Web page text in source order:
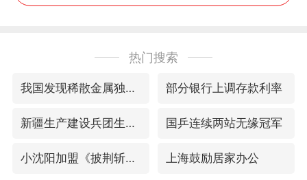
热门搜索
我国发现稀散金属独立新矿物——乌斯河锗矿 部分银行上调存款利率
新疆生产建设兵团生态环境局原局长被查 国乒连续两站无缘冠军
小沈阳加盟《披荆斩棘》 上海鼓励居家办公